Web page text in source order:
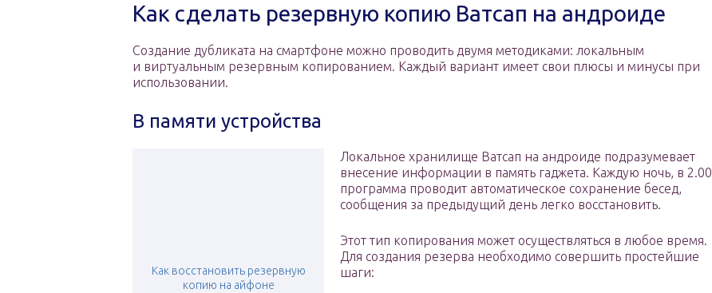
Как сделать резервную копию Ватсап на андроиде
Создание дубликата на смартфоне можно проводить двумя методиками: локальным
и виртуальным резервным копированием. Каждый вариант имеет свои плюсы и минусы при
использовании.
В памяти устройства
Как восстановить резервную
копию на айфоне
Локальное хранилище Ватсап на андроиде подразумевает
внесение информации в память гаджета. Каждую ночь, в 2.00
программа проводит автоматическое сохранение бесед,
сообщения за предыдущий день легко восстановить.
Этот тип копирования может осуществляться в любое время.
Для создания резерва необходимо совершить простейшие
шаги: